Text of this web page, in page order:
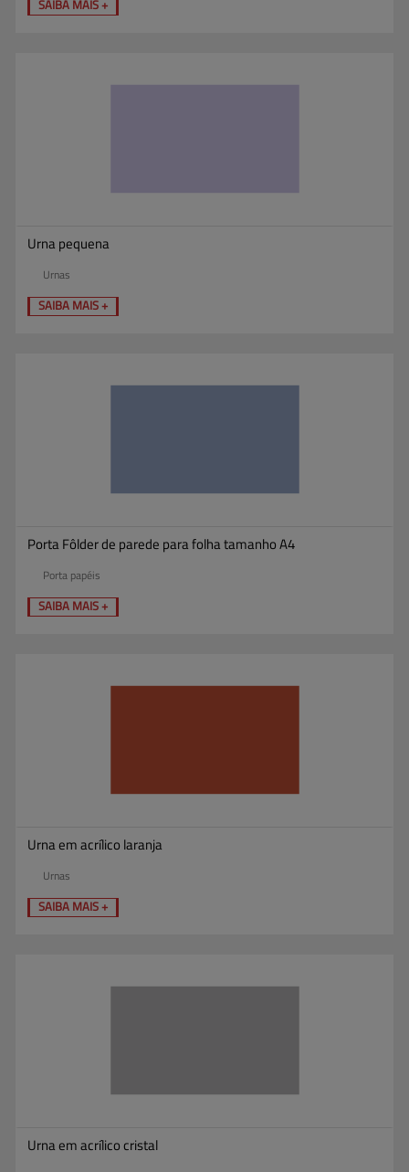
SAIBA MAIS +
Urna pequena
Urnas
SAIBA MAIS +
Porta Fôlder de parede para folha tamanho A4
Porta papéis
SAIBA MAIS +
Urna em acrílico laranja
Urnas
SAIBA MAIS +
Urna em acrílico cristal